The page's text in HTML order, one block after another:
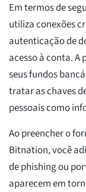
Em termos de
utiliza conexões
autenticação de
acesso à conta.
seus fundos
tratar as chaves
pessoais como
Ao preencher o
Bitnation, você
de phishing ou
aparecem em